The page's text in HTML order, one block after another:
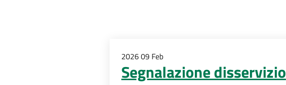
202609 Feb
Segnalazione disservizio